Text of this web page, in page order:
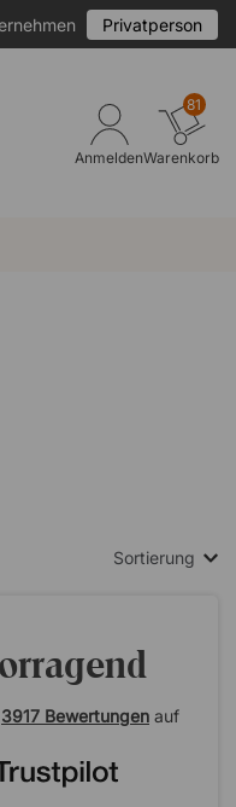
Privatperson
Anmelden
81
Warenkorb
Sortierung
3917 Bewertungen auf